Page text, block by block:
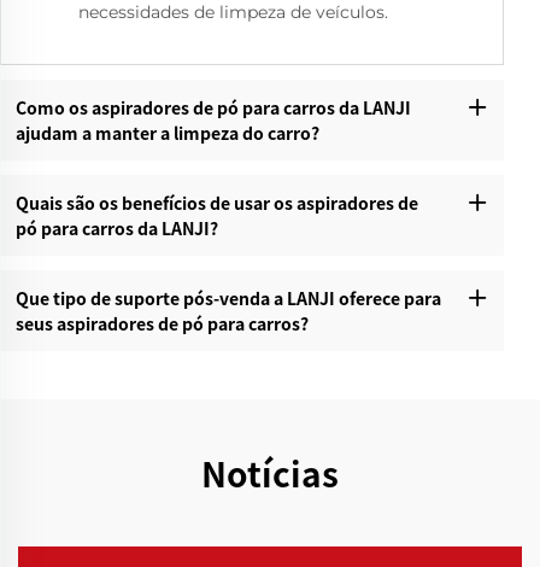
necessidades de limpeza de veículos.
Como os aspiradores de pó para carros da LANJI
ajudam a manter a limpeza do carro?
Quais são os benefícios de usar os aspiradores de
pó para carros da LANJI?
Que tipo de suporte pós-venda a LANJI oferece para
seus aspiradores de pó para carros?
Notícias